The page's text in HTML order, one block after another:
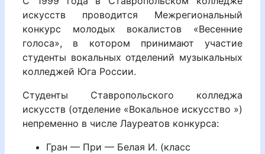
искусств проводится Межрегиональный
конкурс молодых вокалистов «Весенние
голоса», в котором принимают участие
студенты вокальных отделений музыкальных
колледжей Юга России.
Студенты Ставропольского колледжа
искусств (отделение «Вокальное искусство »)
непременно в числе Лауреатов конкурса:
Гран — При — Белая И. (класс